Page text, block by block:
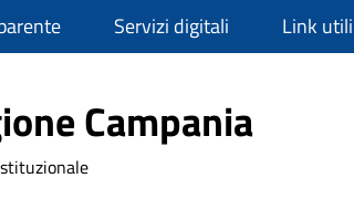
Servizi digitali Link utili
Campania
Campania